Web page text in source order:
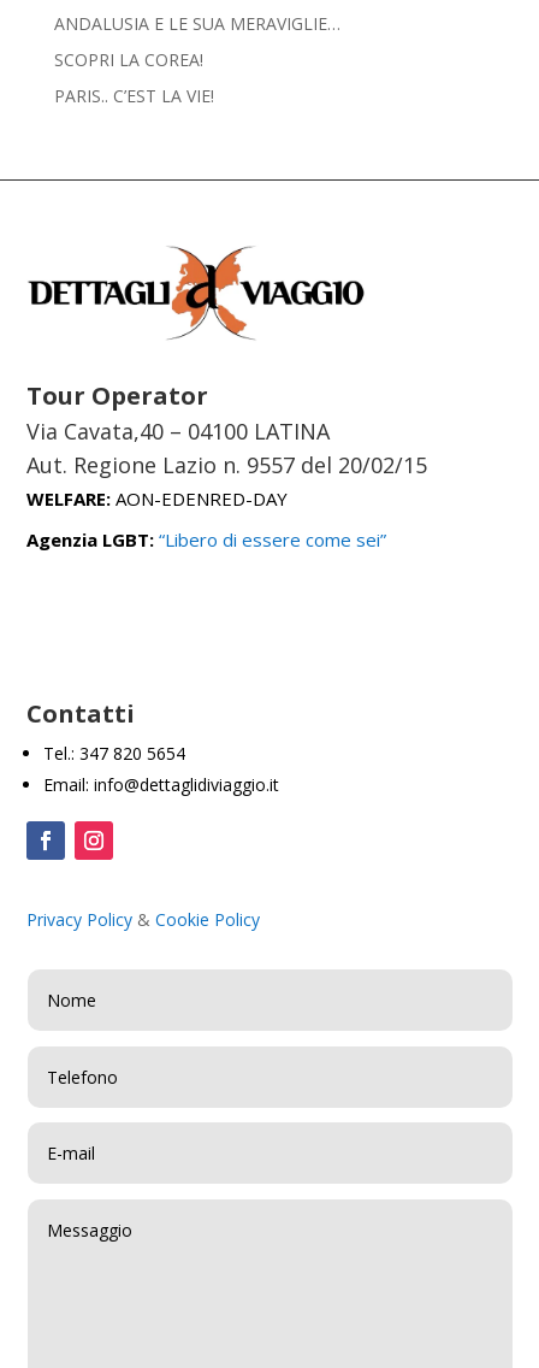
ANDALUSIA E LE SUA MERAVIGLIE…
SCOPRI LA COREA!
PARIS.. C’EST LA VIE!
Tour Operator
Via Cavata,40 – 04100 LATINA
Aut. Regione Lazio n. 9557 del 20/02/15
WELFARE: AON-EDENRED-DAY
Agenzia LGBT: “Libero di essere come sei”
Contatti
Tel.: 347 820 5654
Email: info@dettaglidiviaggio.it
Privacy Policy &Cookie Policy